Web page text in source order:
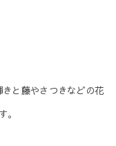
と藤やさつきなどの花
。